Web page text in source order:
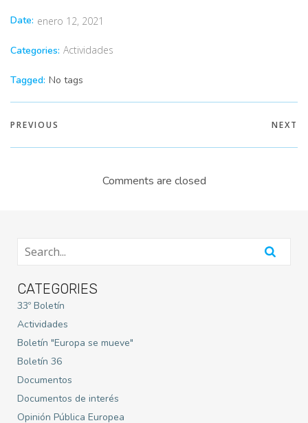
Date: enero 12, 2021
Categories: Actividades
Tagged: No tags
PREVIOUS NEXT
Comments are closed
CATEGORIES
33º Boletín
Actividades
Boletín "Europa se mueve"
Boletín 36
Documentos
Documentos de interés
Opinión Pública Europea